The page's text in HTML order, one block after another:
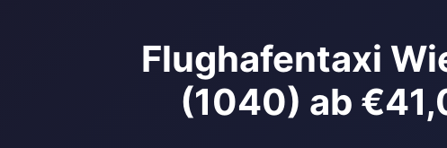
Flughafentaxi
(1040) ab